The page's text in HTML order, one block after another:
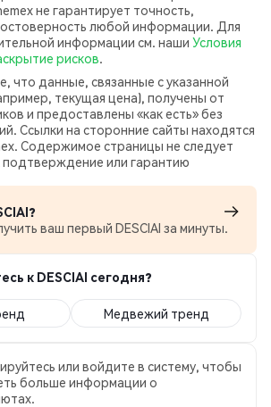
не гарантирует точность,
любой информации. Для
информации см. наши Условия
рисков.
что данные, связанные с указанной
текущая цена), получены от
и предоставлены «как есть» без
Ссылки на сторонние сайты находятся
Содержимое страницы не следует
подтверждение или гарантию
ваш первый DESCIAI за минуты.
к DESCIAI сегодня?
Медвежий тренд
или войдите в систему, чтобы
больше информации о